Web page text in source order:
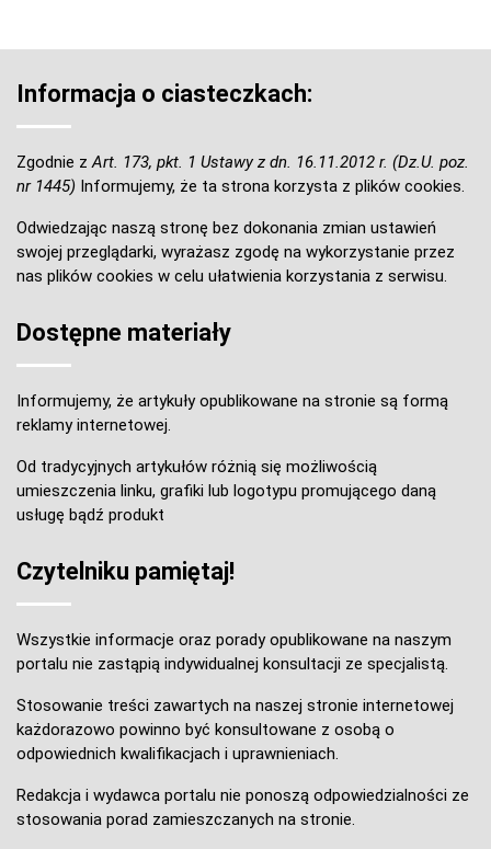
Informacja o ciasteczkach:
Zgodnie zArt. 173, pkt. 1 Ustawy z dn. 16.11.2012 r. (Dz.U. poz.
nr 1445) Informujemy, że ta strona korzysta z plików cookies.
Odwiedzając naszą stronę bez dokonania zmian ustawień
swojej przeglądarki, wyrażasz zgodę na wykorzystanie przez
nas plików cookies w celu ułatwienia korzystania z serwisu.
Dostępne materiały
Informujemy, że artykuły opublikowane na stronie są formą
reklamy internetowej.
Od tradycyjnych artykułów różnią się możliwością
umieszczenia linku, grafiki lub logotypu promującego daną
usługę bądź produkt
Czytelniku pamiętaj!
Wszystkie informacje oraz porady opublikowane na naszym
portalu nie zastąpią indywidualnej konsultacji ze specjalistą.
Stosowanie treści zawartych na naszej stronie internetowej
każdorazowo powinno być konsultowane z osobą o
odpowiednich kwalifikacjach i uprawnieniach.
Redakcja i wydawca portalu nie ponoszą odpowiedzialności ze
stosowania porad zamieszczanych na stronie.